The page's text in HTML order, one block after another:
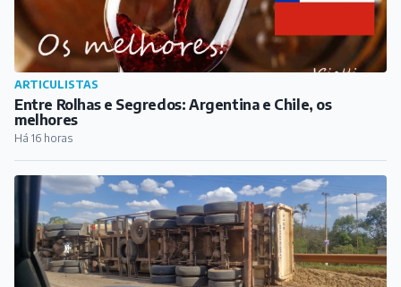
ARTICULISTAS
Entre Rolhas e Segredos: Argentina e Chile, os
melhores
Há 16 horas